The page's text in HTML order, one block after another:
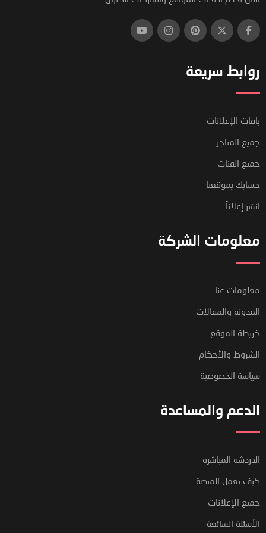
روابط سريعة
باقات الإعلانات
جميع المتاجر
جميع الفئات
حسابك بموقعنا
انشر إعلاناً
معلومات الشركة
معلومات عنا
المدونة والمقالات
خريطة الموقع
الشروط والأحكام
سياسة الخصوصية
الدعم والمساعدة
الدردشة المباشرة
كيف تعمل المنصة
جميع الإعلانات
الأسئلة الشائعة